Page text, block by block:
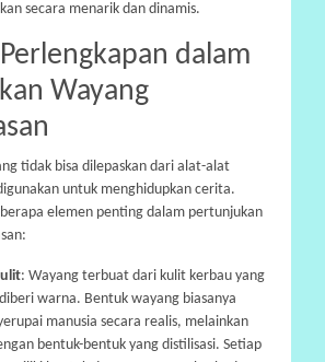
secara menarik dan dinamis.
dalam
Wayang
tidak bisa dilepaskan dari alat-alat
untuk menghidupkan cerita.
elemen penting dalam pertunjukan
: Wayang terbuat dari kulit kerbau yang
warna. Bentuk wayang biasanya
manusia secara realis, melainkan
bentuk-bentuk yang distilisasi. Setiap